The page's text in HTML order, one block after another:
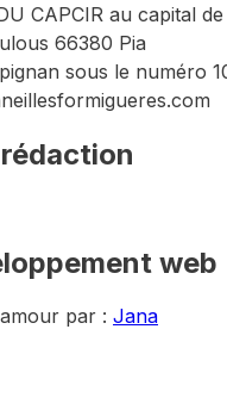
CAPCIR au capital
66380 Pia
sous le numéro
web
par : Jana